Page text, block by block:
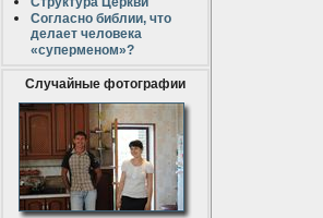
Согласно библии, что
делает человека
«суперменом»?
Случайные фотографии